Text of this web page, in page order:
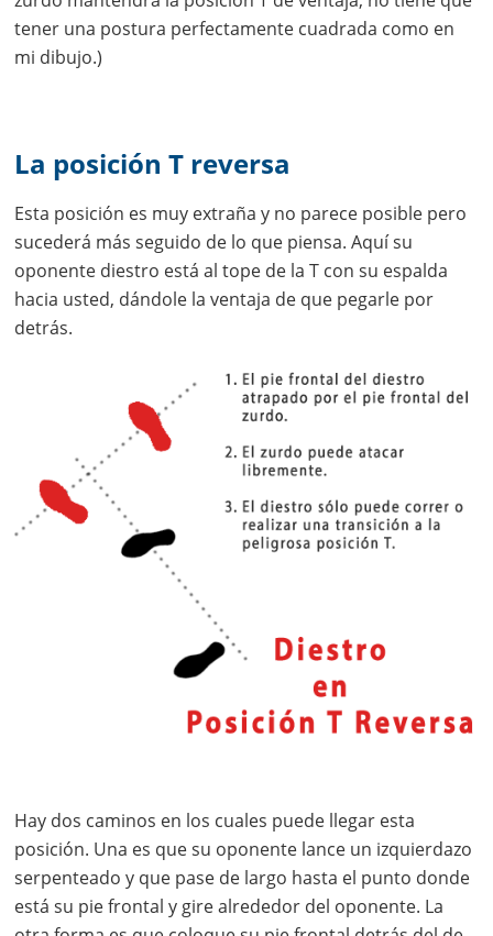
tener una postura perfectamente cuadrada como en
mi dibujo.)
La posición T reversa
Esta posición es muy extraña y no parece posible pero
sucederá más seguido de lo que piensa. Aquí su
oponente diestro está al tope de la T con su espalda
hacia usted, dándole la ventaja de que pegarle por
detrás.
Hay dos caminos en los cuales puede llegar esta
posición. Una es que su oponente lance un izquierdazo
serpenteado y que pase de largo hasta el punto donde
está su pie frontal y gire alrededor del oponente. La